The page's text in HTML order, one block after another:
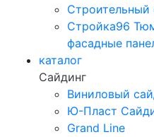
Строительный
Стройка96
фасадные
каталог
Сайдинг
Виниловый
Ю-Пласт
Grand Line